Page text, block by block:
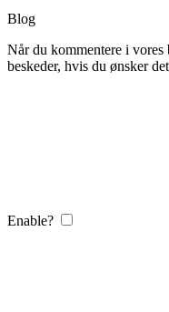
Blog
Når du kommentere i
beskeder, hvis du ønsker
Enable?